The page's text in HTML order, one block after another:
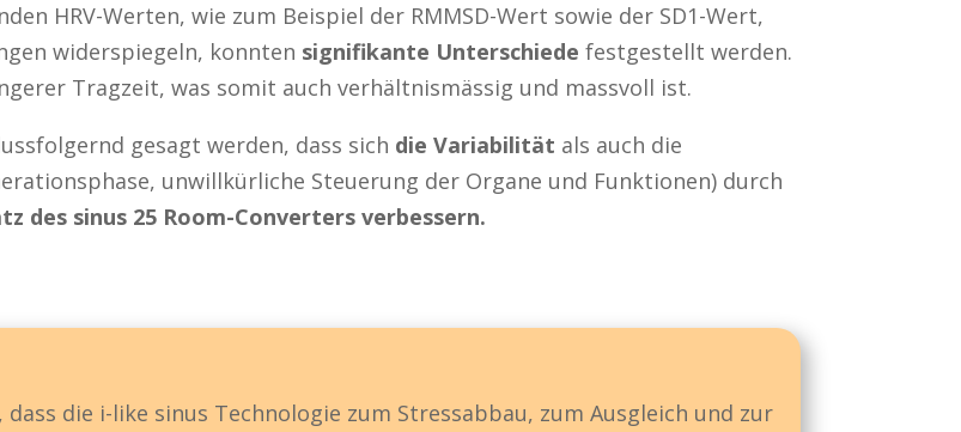
HRV-Werten, wie zum Beispiel der RMMSD-Wert sowie der SD1-Wert,
widerspiegeln, konnten signifikante Unterschiede festgestellt werden.
Tragzeit, was somit auch verhältnismässig und massvoll ist.
gesagt werden, dass sich die Variabilität als auch die
unwillkürliche Steuerung der Organe und Funktionen) durch
des sinus 25 Room-Converters verbessern.
die i-like sinus Technologie zum Stressabbau, zum Ausgleich und zur